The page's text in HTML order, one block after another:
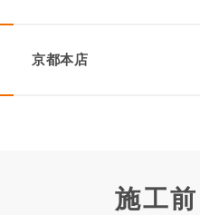
京都本店
施工前